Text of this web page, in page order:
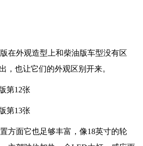
外观造型上和柴油版车型没有区
也让它们的外观区别开来。
方面它也足够丰富，像18英寸的轮